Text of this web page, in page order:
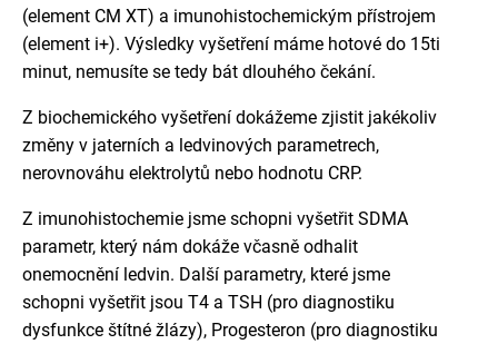
(element CM XT) a imunohistochemickým přístrojem
(element i+). Výsledky vyšetření máme hotové do 15ti
minut, nemusíte se tedy bát dlouhého čekání.
Z biochemického vyšetření dokážeme zjistit jakékoliv
změny v jaterních a ledvinových parametrech,
nerovnováhu elektrolytů nebo hodnotu CRP.
Z imunohistochemie jsme schopni vyšetřit SDMA
parametr, který nám dokáže včasně odhalit
onemocnění ledvin. Další parametry, které jsme
schopni vyšetřit jsou T4 a TSH (pro diagnostiku
dysfunkce štítné žlázy), Progesteron (pro diagnostiku